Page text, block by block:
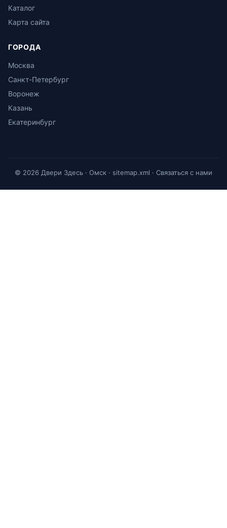
Каталог
Карта сайта
ГОРОДА
Москва
Санкт-Петербург
Воронеж
Казань
Екатеринбург
© 2026 Двери Здесь · Омск · sitemap.xml · Связаться с нами